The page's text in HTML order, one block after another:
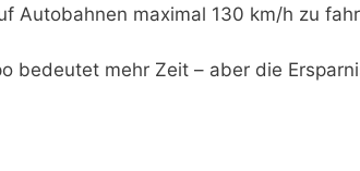
Autobahnen maximal 130 km/h zu
bedeutet mehr Zeit – aber die